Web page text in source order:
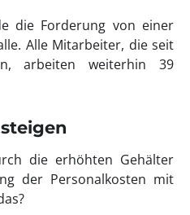
die Forderung von einer
Alle Mitarbeiter, die seit
arbeiten weiterhin 39
die erhöhten Gehälter
der Personalkosten mit